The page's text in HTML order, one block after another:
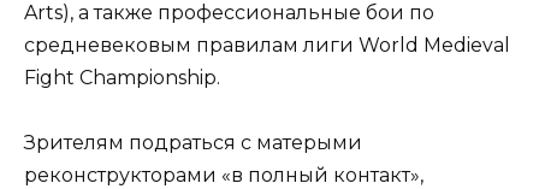
Arts), а также профессиональные бои по
средневековым правилам лиги World Medieval
Fight Championship.
Зрителям подраться с матерыми
реконструкторами «в полный контакт»,